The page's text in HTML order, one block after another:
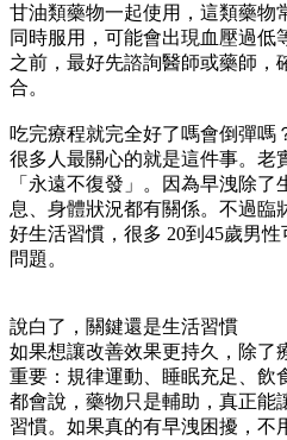
甘油類藥物一起使用，這類藥物
同時服用，可能會出現血壓過低
之前，最好先諮詢醫師或藥師，
合。
吃完療程就完全好了嗎會倒彈嗎
很多人最關心的就是這件事。老
「永遠不復發」。因為早洩除
息、身體狀況都有關係。不過臨
好生活習慣，很多 20到45歲男
問題。
說白了，關鍵還是生活習慣
如果想讓改善效果更持久，除了
重要：規律運動、睡眠充足、飲
都會說，藥物只是輔助，真正能
習慣。如果真的有早洩困擾，不